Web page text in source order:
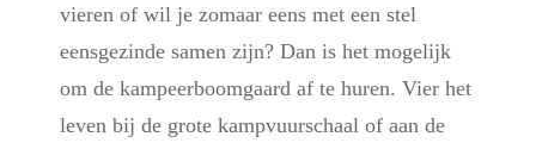
vieren of wil je zomaar eens met een stel
eensgezinde samen zijn? Dan is het mogelijk
om de kampeerboomgaard af te huren. Vier het
leven bij de grote kampvuurschaal of aan de